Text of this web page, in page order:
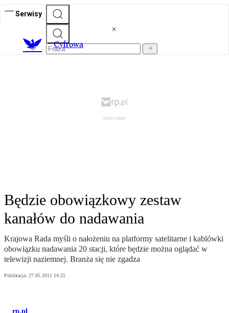
Serwisy
Cyfrowa
Będzie obowiązkowy zestaw
kanałów do nadawania
Krajowa Rada myśli o nałożeniu na platformy satelitarne i kablówki
obowiązku nadawania 20 stacji, które będzie można oglądać w
telewizji naziemnej. Branża się nie zgadza
Publikacja: 27.05.2011 14:25
rp.pl